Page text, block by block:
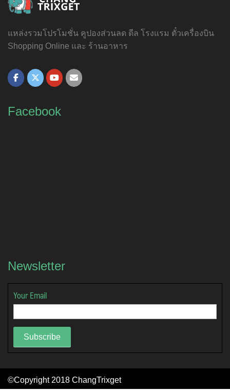
แหล่งรวมโปรโมชั่น คูปองส่วนลด ดีล โรงแรม ตั๋วเครื่องบิน
Shopping Online และ ร้านอาหาร
Facebook
Newsletter
Your Email
Subscribe
©Copyright 2018 ChangTrixget